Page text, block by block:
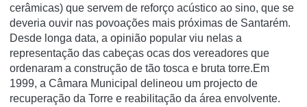
cerâmicas) que servem de reforço acústico ao sino, que se
deveria ouvir nas povoações mais próximas de Santarém.
Desde longa data, a opinião popular viu nelas a
representação das cabeças ocas dos vereadores que
ordenaram a construção de tão tosca e bruta torre.Em
1999, a Câmara Municipal delineou um projecto de
recuperação da Torre e reabilitação da área envolvente.